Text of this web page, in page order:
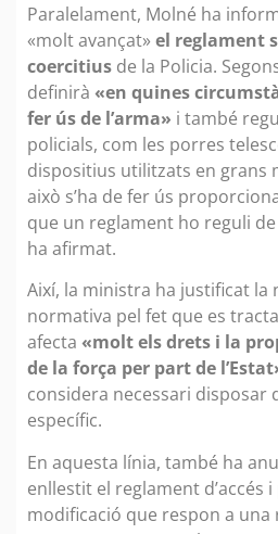
Paralelament, Molné ha
«molt avançat»el reglament
coercitius de la Policia.
definirà «en quines
fer ús de l’arma» i també
policials, com les porres
dispositius utilitzats en grans
això s’ha de fer ús
que un reglament ho reguli
ha afirmat.
Així, la ministra ha justificat la
normativa pel fet que es
afecta «molt els drets i la
de la força per part de
considera necessari disposar
específic.
En aquesta línia, també ha
enllestit el reglament d’accés
modificació que respon a